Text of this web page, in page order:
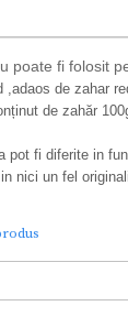
poate fi folosit
,adaos de zahar
de zahăr
pot fi diferite in
nici un fel